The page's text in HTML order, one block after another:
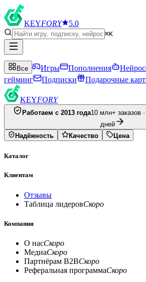
KEYFORY 5.0
⌘K
Все Игры Пополнения
гейминг
Подписки Подарочные
KEYFORY
Работаем с 2013 года10 млн+ заказов
дней
Надёжность
Качество Цена
Каталог
Клиентам
Отзывы
Таблица лидеровСкоро
Компания
О насСкоро
МедиаСкоро
Партнёрам B2BСкоро
Реферальная программаСкоро